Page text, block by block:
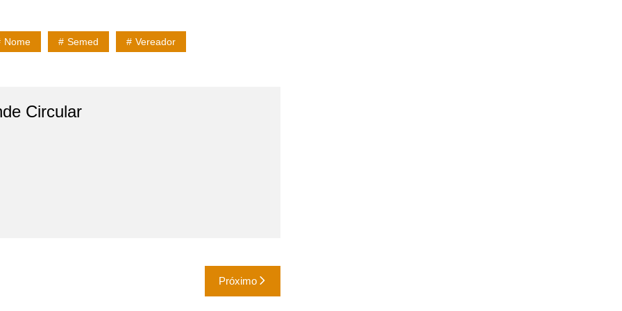
Nome Semed Vereador
Circular
Próximo